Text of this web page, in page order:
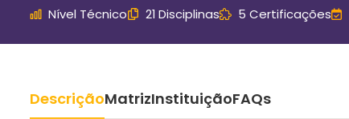
Nível Técnico 21 Disciplinas 5 Certificações
DescriçãoMatrizInstituiçãoFAQs